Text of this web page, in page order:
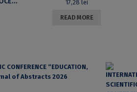
17,28 lei
READ MORE
CONFERENCE “EDUCATION,
of Abstracts 2026